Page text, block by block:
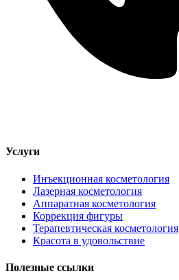
Услуги
Инъекционная косметология
Лазерная косметология
Аппаратная косметология
Коррекция фигуры
Терапевтическая косметология
Красота в удовольствие
Полезные ссылки